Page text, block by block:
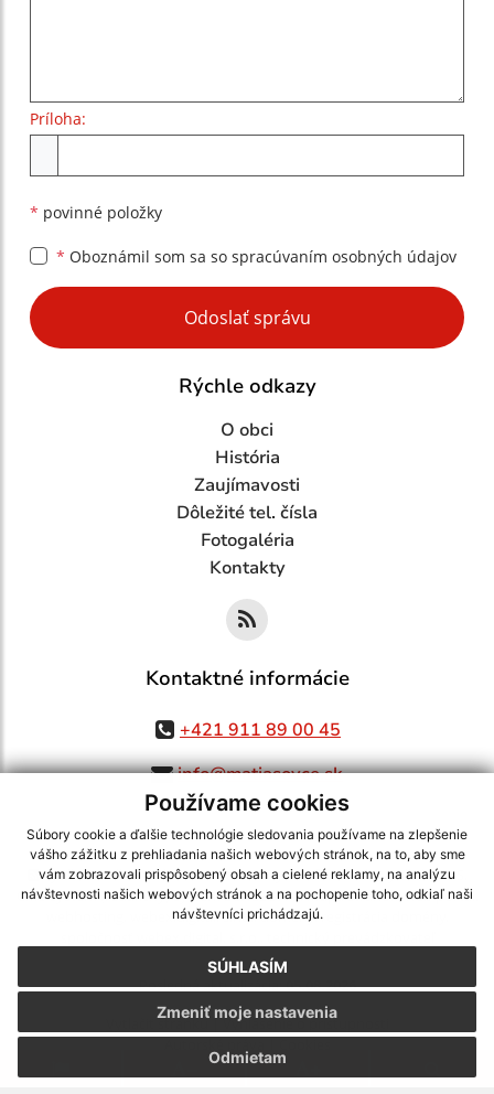
Používame cookies
Súbory cookie a ďalšie technológie sledovania používame na zlepšenie
vášho zážitku z prehliadania našich webových stránok, na to, aby sme
vám zobrazovali prispôsobený obsah a cielené reklamy, na analýzu
návštevnosti našich webových stránok a na pochopenie toho, odkiaľ naši
návštevníci prichádzajú.
SÚHLASÍM
Odmietam
Zmeniť moje nastavenia
Príloha:
* povinné položky
* Oboznámil som sa so spracúvaním osobných údajov
Google reCaptcha Response
Odoslať správu
Rýchle odkazy
O obci
História
Zaujímavosti
Dôležité tel. čísla
Fotogaléria
Kontakty
Kontaktné informácie
+421 911 89 00 45
info@matiasovce.sk
využite možnosť získavania aktuálnych informácií s využitím RSS
CMS systém (redakčný) systém ECHELON 2,Mapa stránok,web portál
webex.digital, s.r.o.,domény,registrácia domény
Posledná aktualizácia:05.08.2026
Vytlačiť stránku|Vyhlásenie o prístupnosti